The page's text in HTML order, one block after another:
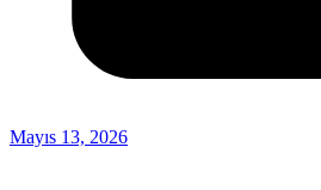
Mayıs 13, 2026